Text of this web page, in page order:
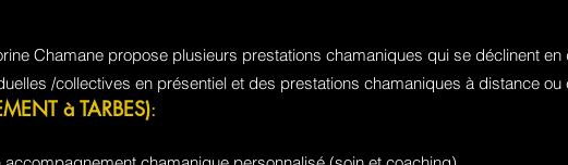
Chamane propose plusieurs prestations chamaniques qui se déclinent en
/collectives en présentiel et des prestations chamaniques à distance ou
à TARBES):